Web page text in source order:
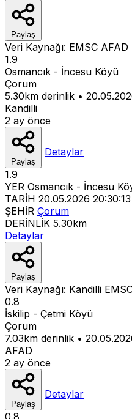
Paylaş
Veri Kaynağı: EMSC AFAD
1.9
Osmancık - İncesu Köyü
Çorum
5.30km derinlik •
Kandilli
2 ay önce
Paylaş
Detaylar
1.9
YER Osmancık - İncesu
TARİH 20.05.2026 20:30:13
ŞEHİR Çorum
DERİNLİK 5.30km
Detaylar
Paylaş
Veri Kaynağı: Kandilli
0.8
İskilip - Çetmi Köyü
Çorum
7.03km derinlik •
AFAD
2 ay önce
Paylaş
Detaylar
0.8